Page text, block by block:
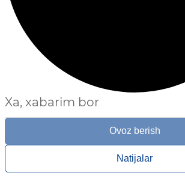
Xa, xabarim bor
Ovoz berish
Natijalar